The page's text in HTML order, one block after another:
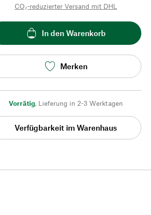
CO₂-reduzierter Versand mit DHL
In den Warenkorb
Merken
Vorrätig, Lieferung in 2-3 Werktagen
Verfügbarkeit im Warenhaus